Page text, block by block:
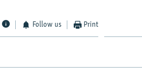
Follow us Print